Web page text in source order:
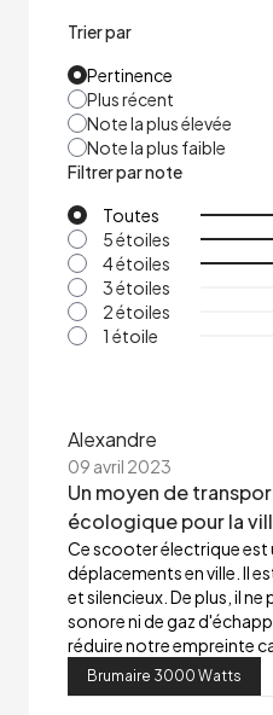
Trier par
Pertinence
Plus récent
Note la plus élevée
Note la plus faible
Filtrer par note
Toutes
5 étoiles
4 étoiles
3 étoiles
2 étoiles
1 étoile
Alexandre
09 avril 2023
Un moyen de
écologique pour la
Ce scooter électrique est
déplacements en ville. Il
et silencieux. De plus, il
sonore ni de gaz
réduire notre empreinte
Brumaire 3000 Watts